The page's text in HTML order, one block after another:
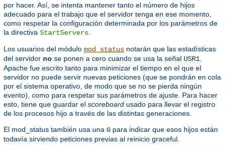
por hacer. Así, se intenta mantener tanto el número de hijos
adecuado para el trabajo que el servidor tenga en ese momento,
como respetar la configuración determinada por los parámetros de
la directiva StartServers
Los usuarios del módulo mod_status notarán que las estadísticas
del servidor no se ponen a cero cuando se usa la señal USR1
Apache fue escrito tanto para minimizar el tiempo en el que el
servidor no puede servir nuevas peticiones (que se pondrán en cola
por el sistema operativo, de modo que se no se pierda ningún
evento), como para respetar sus parámetros de ajuste. Para hacer
esto, tiene que guardar el scoreboard usado para llevar el registro
de los procesos hijo a través de las distintas generaciones.
El mod_status también usa una G para indicar que esos hijos están
todavía sirviendo peticiones previas al reinicio graceful.